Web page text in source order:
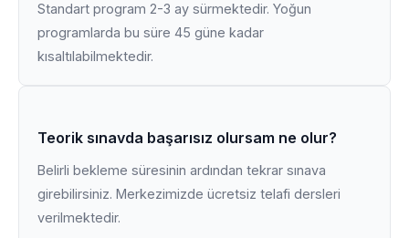
Standart program 2-3 ay sürmektedir. Yoğun
programlarda bu süre 45 güne kadar
kısaltılabilmektedir.
Teorik sınavda başarısız olursam ne olur?
Belirli bekleme süresinin ardından tekrar sınava
girebilirsiniz. Merkezimizde ücretsiz telafi dersleri
verilmektedir.